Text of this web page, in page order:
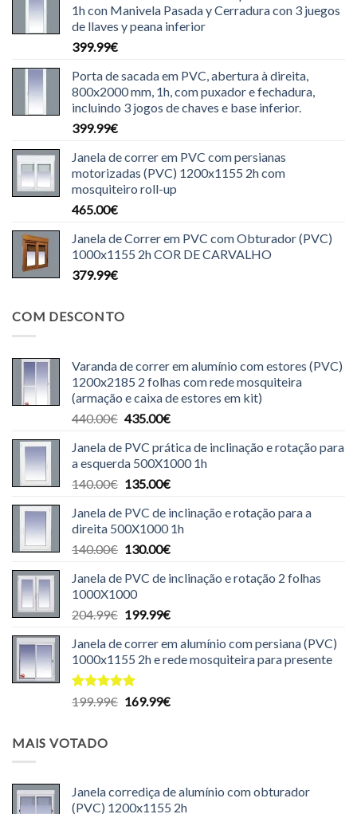
1h con Manivela Pasada y Cerradura con 3 juegos
de llaves y peana inferior
399.99€
Porta de sacada em PVC, abertura à direita,
800x2000 mm, 1h, com puxador e fechadura,
incluindo 3 jogos de chaves e base inferior.
399.99€
Janela de correr em PVC com persianas
motorizadas (PVC) 1200x1155 2h com
mosquiteiro roll-up
465.00€
Janela de Correr em PVC com Obturador (PVC)
1000x1155 2h COR DE CARVALHO
379.99€
COM DESCONTO
Varanda de correr em alumínio com estores (PVC)
1200x2185 2 folhas com rede mosquiteira
(armação e caixa de estores em kit)
440.00€ O
original
era:
440.00€.
435.00€O
atual
é:
435.00€.
Janela de PVC prática de inclinação e rotação para
a esquerda 500X1000 1h
140.00€ O
original
era:
140.00€.
135.00€O
atual
é:
135.00€.
Janela de PVC de inclinação e rotação para a
direita 500X1000 1h
140.00€ O
original
era:
140.00€.
130.00€O
atual
130.00€.
Janela de PVC de inclinação e rotação 2 folhas
1000X1000
204.99€ O
original
era:
204.99€.
199.99€O
atual
é:
Janela de correr em alumínio com persiana (PVC)
1000x1155 2h e rede mosquiteira para presente
Avaliação
199.99€ O
169.99€O
MAIS VOTADO
Janela corrediça de alumínio com obturador
(PVC) 1200x1155 2h